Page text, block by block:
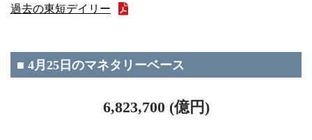
過去の東短デイリー
■ 4月25日のマネタリーベース
6,823,700 (億円)